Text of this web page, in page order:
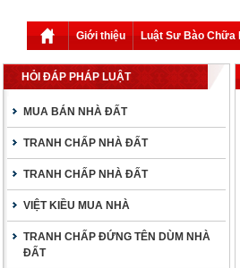
Giới thiệu Luật Sư Bào Chữa
HỎI ĐÁP PHÁP LUẬT
MUA BÁN NHÀ ĐẤT
TRANH CHẤP NHÀ ĐẤT
TRANH CHẤP NHÀ ĐẤT
VIỆT KIỀU MUA NHÀ
TRANH CHẤP ĐỨNG TÊN DÙM NHÀ
ĐẤT